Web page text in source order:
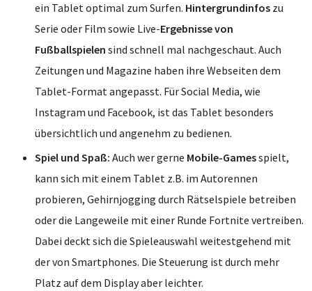
ein Tablet optimal zum Surfen. Hintergrundinfos zu
Serie oder Film sowie Live-Ergebnisse von
Fußballspielen sind schnell mal nachgeschaut. Auch
Zeitungen und Magazine haben ihre Webseiten dem
Tablet-Format angepasst. Für Social Media, wie
Instagram und Facebook, ist das Tablet besonders
übersichtlich und angenehm zu bedienen.
Spiel und Spaß: Auch wer gerne Mobile-Gamesspielt,
kann sich mit einem Tablet z.B. im Autorennen
probieren, Gehirnjogging durch Rätselspiele betreiben
oder die Langeweile mit einer Runde Fortnite vertreiben.
Dabei deckt sich die Spieleauswahl weitestgehend mit
der von Smartphones. Die Steuerung ist durch mehr
Platz auf dem Display aber leichter.